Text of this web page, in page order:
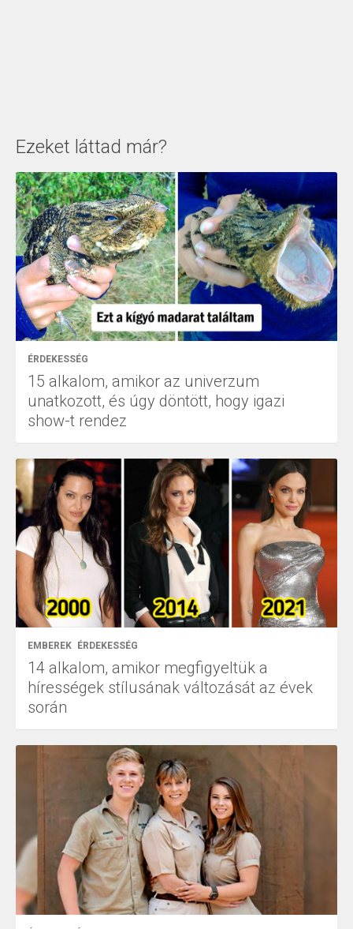
Ezeket láttad már?
ÉRDEKESSÉG
15 alkalom, amikor az univerzum
unatkozott, és úgy döntött, hogy igazi
show-t rendez
EMBEREK ÉRDEKESSÉG
14 alkalom, amikor megfigyeltük a
hírességek stílusának változását az évek
során